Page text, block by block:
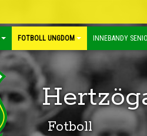
FOTBOLL UNGDOM INNEBANDY
Fotboll